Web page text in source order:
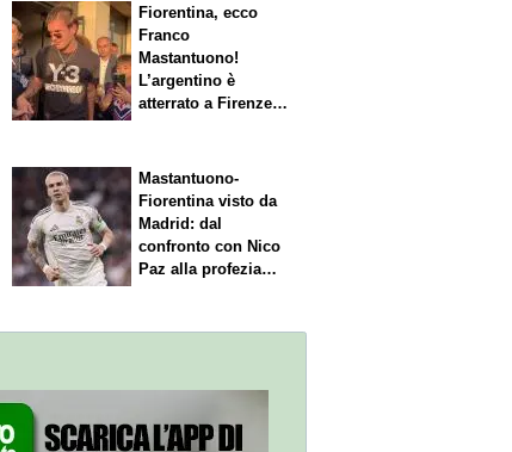
Fiorentina, ecco
Franco
Mastantuono!
L’argentino è
atterrato a Firenze,
Mastantuono-
Fiorentina visto da
Madrid: dal
confronto con Nico
Paz alla profezia